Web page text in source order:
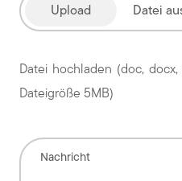
Datei
Datei hochladen (doc,
Dateigröße 5MB)